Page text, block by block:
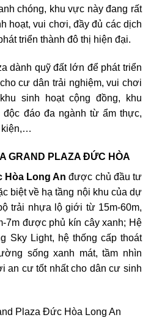
chóng, khu vực này đang rất
hoạt, vui chơi, đầy đủ các dịch
triển thành đô thị hiện đại.
dành quỹ đất lớn để phát triển
cư dân trải nghiệm, vui chơi
sinh hoạt cộng đồng, khu
đáo đa ngành từ ẩm thực,
kiện,…
GRAND PLAZA ĐỨC HÒA
Hòa Long An được chủ đầu tư
biệt về hạ tầng nội khu của dự
trải nhựa lộ giới từ 15m-60m,
7m được phủ kín cây xanh; Hệ
Sky Light, hệ thống cấp thoát
sống xanh mát, tầm nhìn
an cư tốt nhất cho dân cư sinh
Plaza Đức Hòa Long An